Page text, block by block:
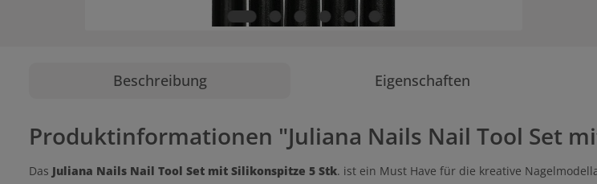
Beschreibung Eigenschaften
Produktinformationen "Juliana Nails Nail Tool Set
Das Juliana Nails Nail Tool Set mit Silikonspitze 5 Stk. ist ein Must Have für die kreative